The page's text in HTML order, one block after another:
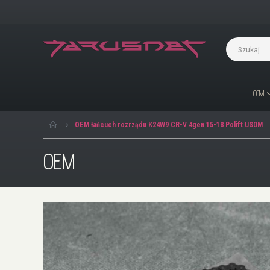
OEM
OEM łańcuch rozrządu K24W9 CR-V 4gen 15-18 Polift USDM
OEM
Przejdź
koniec
galerii